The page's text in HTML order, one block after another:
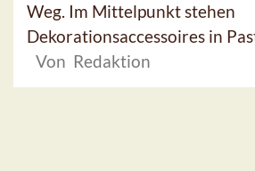
Weg. Im Mittelpunkt stehen
Dekorationsaccessoires in
Von Redaktion